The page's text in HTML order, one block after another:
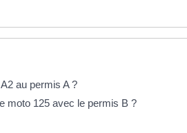
au permis A ?
moto 125 avec le permis B ?